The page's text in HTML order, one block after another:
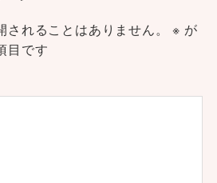
れることはありません。 ※ が
目です